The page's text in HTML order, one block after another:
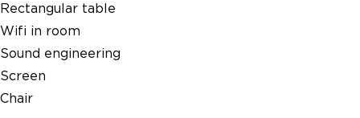
Rectangular table
Wifi in room
Sound engineering
Screen
Chair